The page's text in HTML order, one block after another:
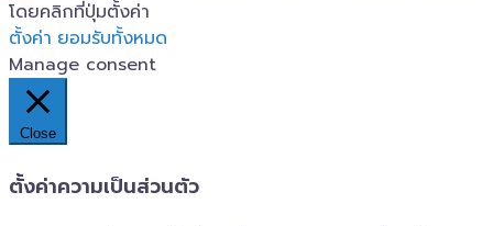
โดยคลิกที่ปุ่มตั้งค่า
ตั้งค่า ยอมรับทั้งหมด
Manage consent
Close
ตั้งค่าความเป็นส่วนตัว